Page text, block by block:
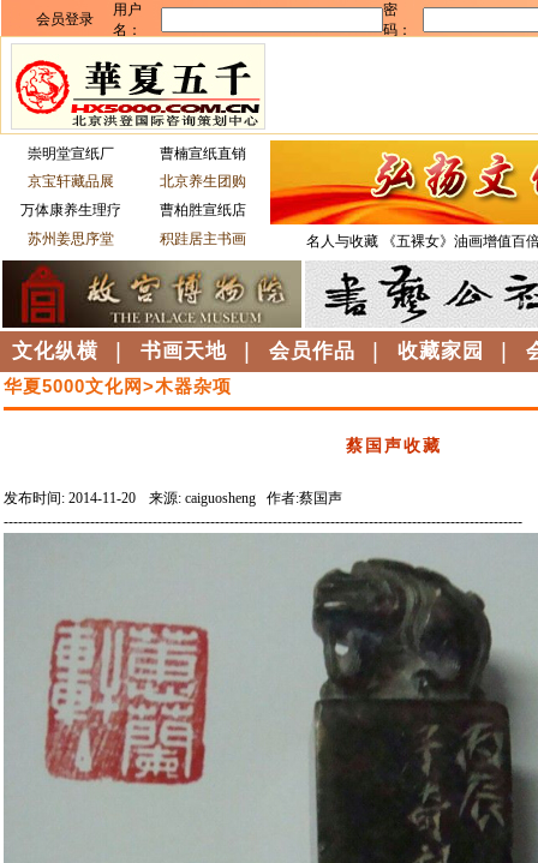
崇明堂宣纸厂
曹楠宣纸直销
京宝轩藏品展
北京养生团购
万体康养生理疗
曹柏胜宣纸店
苏州姜思序堂
积跬居主书画 名人与收藏 《五裸女》油画增值百
文化纵横 书画天地 会员作品 收藏家园
华夏5000文化网>木器杂项
蔡国声收藏
发布时间: 2014-11-20
来源: caiguosheng 作者:蔡国声
------------------------------------------------------------------------------------------------------------